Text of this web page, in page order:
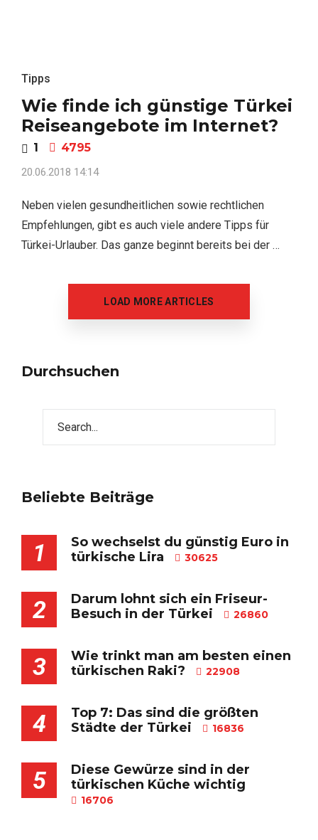
Tipps
Wie finde ich günstige Türkei
Reiseangebote im Internet?
1 4795
20.06.2018 14:14
Neben vielen gesundheitlichen sowie rechtlichen
Empfehlungen, gibt es auch viele andere Tipps für
Türkei-Urlauber. Das ganze beginnt bereits bei der …
LOAD MORE ARTICLES
Durchsuchen
Beliebte Beiträge
1
So wechselst du günstig Euro in
türkische Lira
30625
2
Darum lohnt sich ein Friseur-
Besuch in der Türkei
26860
3
Wie trinkt man am besten einen
türkischen Raki?
22908
4
Top 7: Das sind die größten
Städte der Türkei
16836
5
Diese Gewürze sind in der
türkischen Küche wichtig
16706